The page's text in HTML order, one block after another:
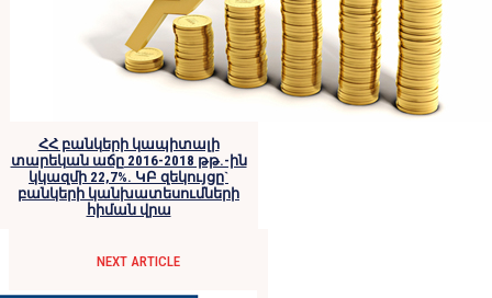
ՀՀ բանկերի կապիտալի
տարեկան աճը 2016-2018 թթ.-ին
կկազմի 22,7%. ԿԲ զեկույցը`
բանկերի կանխատեսումների
հիման վրա
NEXT ARTICLE